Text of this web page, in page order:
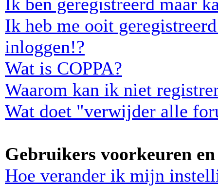
Ik heb me ooit
inloggen!?
Wat is COPPA?
Waarom kan ik niet
Wat doet "verwijder alle
Gebruikers voorkeuren
Hoe verander ik mijn